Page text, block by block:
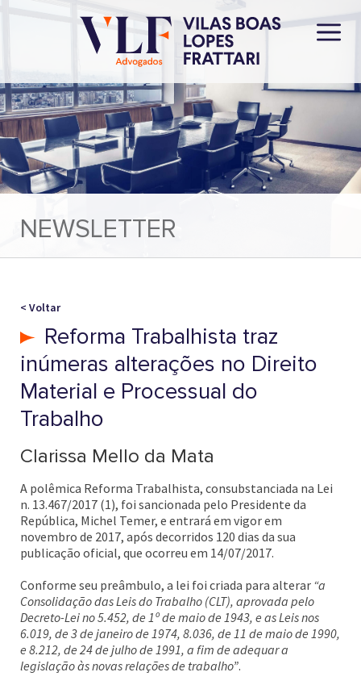
NEWSLETTER
< Voltar
Reforma Trabalhista traz
inúmeras alterações no Direito
Material e Processual do
Trabalho
Clarissa Mello da Mata
A polêmica Reforma Trabalhista, consubstanciada na Lei
n. 13.467/2017 (1), foi sancionada pelo Presidente da
República, Michel Temer, e entrará em vigor em
novembro de 2017, após decorridos 120 dias da sua
publicação oficial, que ocorreu em 14/07/2017.
Conforme seu preâmbulo, a lei foi criada para alterar “a
Consolidação das Leis do Trabalho (CLT), aprovada pelo
Decreto-Lei no 5.452, de 1º de maio de 1943, e as Leis nos
6.019, de 3 de janeiro de 1974, 8.036, de 11 de maio de 1990,
e 8.212, de 24 de julho de 1991, a fim de adequar a
legislação às novas relações de trabalho”.